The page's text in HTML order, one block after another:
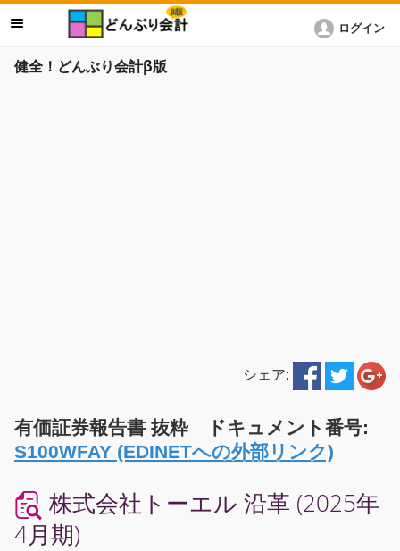
健全！どんぶり会計β版
ログイン
シェア:
有価証券報告書 抜粋 ドキュメント番号:
S100WFAY (EDINETへの外部リンク)
株式会社トーエル 沿革 (2025年
4月期)